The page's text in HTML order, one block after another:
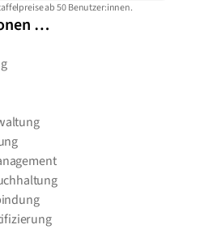
ab 50 Benutzer:innen.
…